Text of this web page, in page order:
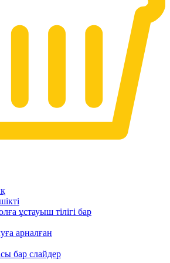
ұстауыш тілігі бар
арналған
бар слайдер